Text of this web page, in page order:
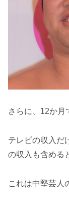
さらに、12か月
テレビの収入だ
の収入も含める
これは中堅芸人